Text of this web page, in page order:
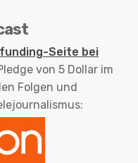
Seite bei
von 5 Dollar im
Folgen und